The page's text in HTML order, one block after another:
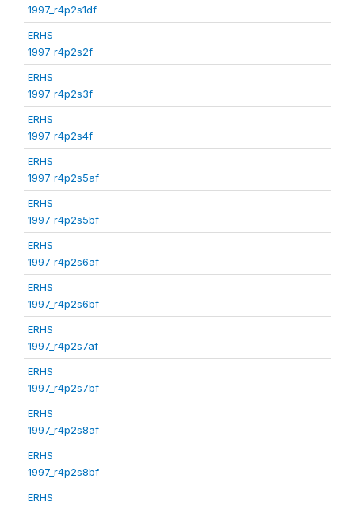
1997_r4p2s1df
ERHS
1997_r4p2s2f
ERHS
1997_r4p2s3f
ERHS
1997_r4p2s4f
ERHS
1997_r4p2s5af
ERHS
1997_r4p2s5bf
ERHS
1997_r4p2s6af
ERHS
1997_r4p2s6bf
ERHS
1997_r4p2s7af
ERHS
1997_r4p2s7bf
ERHS
1997_r4p2s8af
ERHS
1997_r4p2s8bf
ERHS